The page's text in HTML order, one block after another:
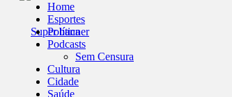
Home
Esportes
Política
Podcasts
Sem Censura
Cultura
Cidade
Saúde